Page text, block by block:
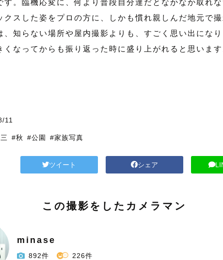
す。臨機応変に、何より普段自分達だとなかなか取れ
クスした姿をプロの方に、しかも慣れ親しんだ地元で
、知らない場所や屋内撮影よりも、すごく思い出にな
くなってからも振り返った時に盛り上がれると思います
11
#秋 #公園 #家族写真
ツイート シェア
この撮影をしたカメラマン
minase
892件 226件